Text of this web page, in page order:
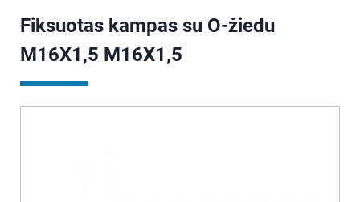
Fiksuotas kampas su O-žiedu
M16X1,5 M16X1,5